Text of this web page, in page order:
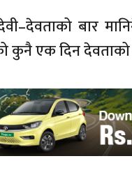
बार
कुनै एक दिन देवताको